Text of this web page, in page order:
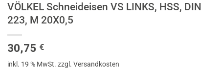
VÖLKEL Schneideisen VS LINKS, HSS, DIN
223, M 20X0,5
30,75 €
inkl. 19 % MwSt. zzgl. Versandkosten